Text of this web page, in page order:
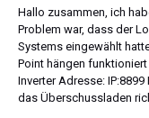
Hallo zusammen, ich
Problem war, dass der
Systems eingewählt
Point hängen
Inverter Adresse:
das Überschussladen